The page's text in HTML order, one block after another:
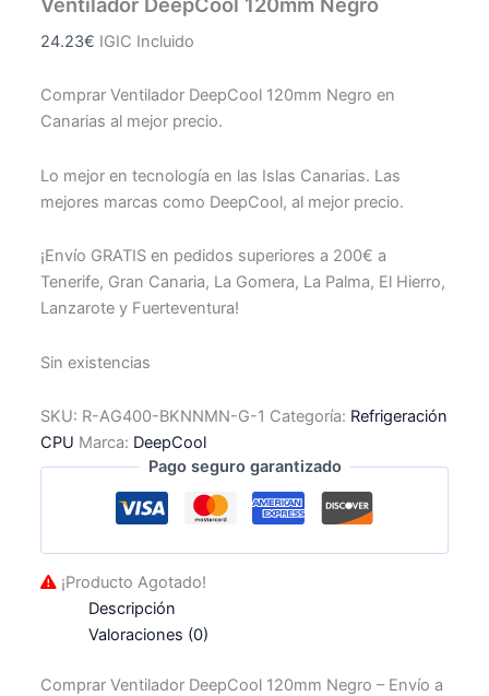
24.23€ IGIC Incluido
Comprar Ventilador DeepCool 120mm Negro en
Canarias al mejor precio.
Lo mejor en tecnología en las Islas Canarias. Las
mejores marcas como DeepCool, al mejor precio.
¡Envío GRATIS en pedidos superiores a 200€ a
Tenerife, Gran Canaria, La Gomera, La Palma, El Hierro,
Lanzarote y Fuerteventura!
Sin existencias
SKU: R-AG400-BKNNMN-G-1 Categoría: Refrigeración
CPU Marca: DeepCool
Pago seguro garantizado
¡Producto Agotado!
Descripción
Valoraciones (0)
Comprar Ventilador DeepCool 120mm Negro – Envío a